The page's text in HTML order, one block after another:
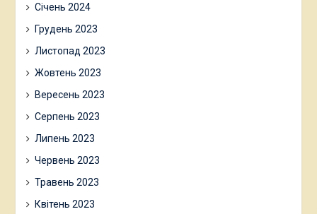
Січень 2024
Грудень 2023
Листопад 2023
Жовтень 2023
Вересень 2023
Серпень 2023
Липень 2023
Червень 2023
Травень 2023
Квітень 2023